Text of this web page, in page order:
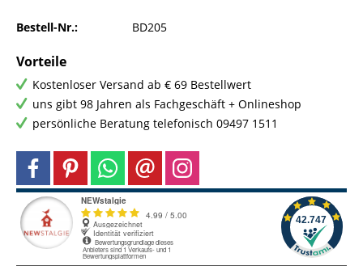
Bestell-Nr.: BD205
Vorteile
Kostenloser Versand ab € 69 Bestellwert
uns gibt 98 Jahren als Fachgeschäft + Onlineshop
persönliche Beratung telefonisch 09497 1511